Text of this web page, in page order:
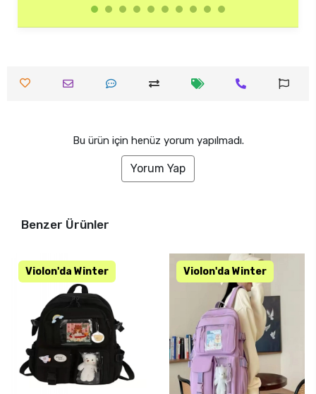
Bu ürün için henüz yorum yapılmadı.
Yorum Yap
Benzer Ürünler